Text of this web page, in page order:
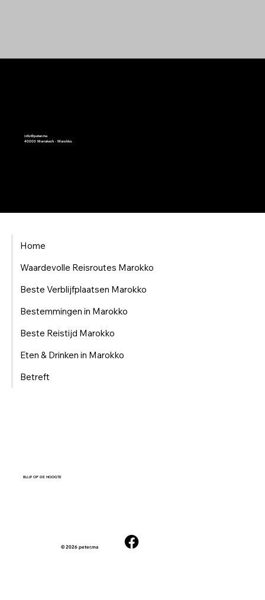
info@peter.ma
40000 Marrakech - Marokko
© 2026 peter.ma
BLIJF OP DE HOOGTE
Home
Waardevolle Reisroutes Marokko
Beste Verblijfplaatsen Marokko
Bestemmingen in Marokko
Beste Reistijd Marokko
Eten & Drinken in Marokko
Betreft